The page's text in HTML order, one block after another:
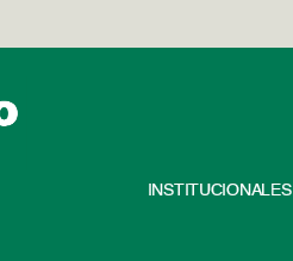
INSTITUCIONALES